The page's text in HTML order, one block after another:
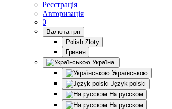
Реєстрація
Авторизація
0
Валюта грн
Polish Zloty
Гривня
Україна
Українською
Język polski
На русском
На русском